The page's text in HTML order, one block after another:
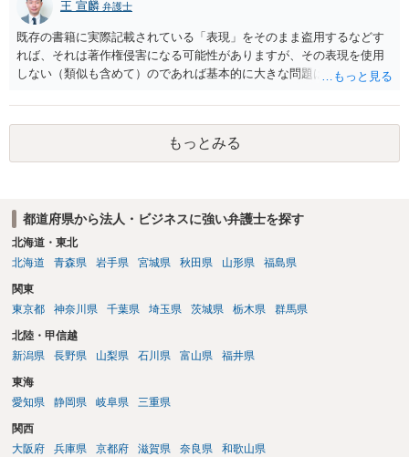
す。自分で歌い直しただけで、作曲部分の著作権が発生するわけでも
ありません。 なお、自分で歌い直した歌唱については、楽曲自体に著
作権が成立するか否かとは別に、実演家としての著作隣接権が生じま
す。ただし、この権利は、Sunoが生成したメロディーや伴奏自体につ
いて著作権を取得することを意味するものではありません。 JASRAC
への登録は必須ではありません。登録を希望する場合は、自分が作
詞、作曲、編曲等にどの程度創作的に関与したかを説明できることが
重要です。 4．音楽配信やライブについて SpotifyやApple Musicでの
配信、販売、ライブでの歌唱も、Sunoの規約上の商用利用条件を満た
日、有料プランの契約状況、プロンプト、修正・編集の履歴を保存し
や、第三者が同じような楽曲を生成する可能性にも注意が必要です。
最終的には、個別の楽曲の制作過程と、利用時点のSuno及び配信サー
ビスの規約を確認して判断することになります。
王 宣麟 弁護士
既存の書籍に実際記載されている「表現」をそのまま盗用するなどす
れば、それは著作権侵害になる可能性がありますが、その表現を使用
しない（類似も含めて）のであれば基本的に大きな問題は生じないか
現」であり、昔話の大筋や設定の骨子だけを使うのは、一般にアイデ
ア利用の範囲です。 一方で、特定の作品の文章をそのまま使うことは
もちろん、表現の選び方や展開が「その作品の本質的特徴を直接感得
できる」レベルだと、翻案や二次的著作物の問題が出ますのでこの点
もっとみる
都道府県から法人・ビジネスに強い弁護士を探す
北海道・東北
北海道
青森県 岩手県 宮城県 秋田県 山形県 福島県
関東
東京都
神奈川県 千葉県 埼玉県 茨城県 栃木県 群馬県
北陸・甲信越
新潟県
長野県 山梨県 石川県 富山県 福井県
東海
愛知県
静岡県 岐阜県 三重県
関西
大阪府
兵庫県 京都府 滋賀県 奈良県 和歌山県